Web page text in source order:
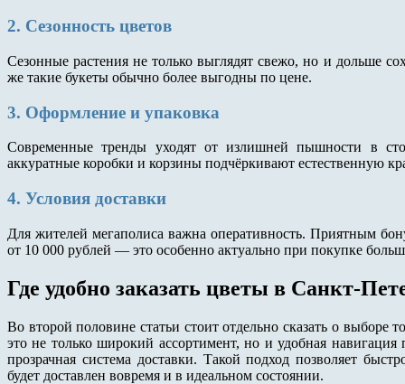
2. Сезонность цветов
Сезонные растения не только выглядят свежо, но и дольше
же такие букеты обычно более выгодны по цене.
3. Оформление и упаковка
Современные тренды уходят от излишней пышности в
аккуратные коробки и корзины подчёркивают естественную
4. Условия доставки
Для жителей мегаполиса важна оперативность. Приятным
от 10 000 рублей — это особенно актуально при покупке
Где удобно заказать цветы в Санкт-
Во второй половине статьи стоит отдельно сказать о выборе
это не только широкий ассортимент, но и удобная
прозрачная система доставки. Такой подход позволяет
будет доставлен вовремя и в идеальном состоянии.